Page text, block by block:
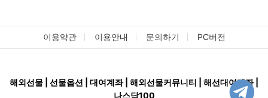
이용약관 이용안내 문의하기 PC버전
해외선물 | 선물옵션 | 대여계좌 | 해외선물커뮤니티 | 해선대여계좌 |
나스닥100